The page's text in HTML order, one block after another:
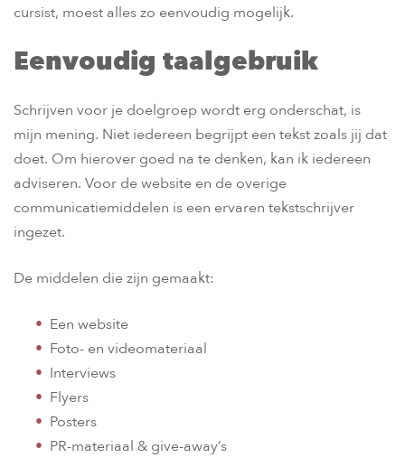
cursist, moest alles zo eenvoudig mogelijk.
Eenvoudig taalgebruik
Schrijven voor je doelgroep wordt erg onderschat, is
mijn mening. Niet iedereen begrijpt een tekst zoals jij dat
doet. Om hierover goed na te denken, kan ik iedereen
adviseren. Voor de website en de overige
communicatiemiddelen is een ervaren tekstschrijver
ingezet.
De middelen die zijn gemaakt:
Een website
Foto- en videomateriaal
Interviews
Flyers
Posters
PR-materiaal & give-away’s